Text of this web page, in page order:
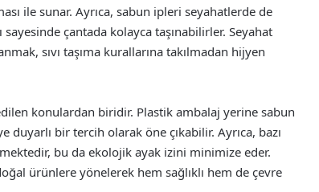
ile sunar. Ayrıca, sabun ipleri seyahatlerde de
çantada kolayca taşınabilirler. Seyahat
sıvı taşıma kurallarına takılmadan hijyen
konulardan biridir. Plastik ambalaj yerine sabun
bir tercih olarak öne çıkabilir. Ayrıca, bazı
bu da ekolojik ayak izini minimize eder.
ürünlere yönelerek hem sağlıklı hem de çevre